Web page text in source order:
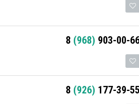
8 (968) 903-00-
8 (926) 177-39-55